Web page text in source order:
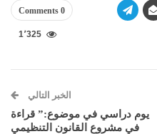
0 Comments
1٬325
الخبر التالي
يوم دراسي في موضوع:” قراءة
في مشروع القانون التنظيمي